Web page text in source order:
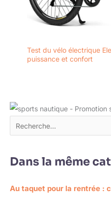
Test du vélo électrique
puissance et confort
Dans la même
Au taquet pour la rentrée :